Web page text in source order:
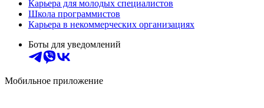
Карьера для молодых специалистов
Школа программистов
Карьера в некоммерческих организациях
Боты для уведомлений
Мобильное приложение